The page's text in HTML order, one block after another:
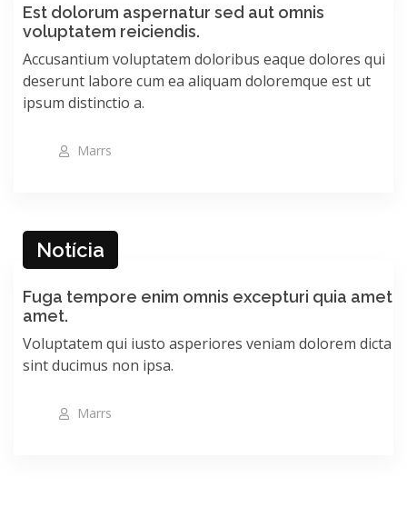
Est dolorum aspernatur sed aut omnis
voluptatem reiciendis.
Accusantium voluptatem doloribus eaque dolores qui
deserunt labore cum ea aliquam doloremque est ut
ipsum distinctio a.
Marrs
Notícia
Fuga tempore enim omnis excepturi quia amet
amet.
Voluptatem qui iusto asperiores veniam dolorem dicta
sint ducimus non ipsa.
Marrs